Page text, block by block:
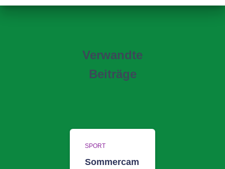
Verwandte
Beiträge
SPORT
Sommercam